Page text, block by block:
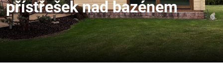
přístřešek nad bazénem